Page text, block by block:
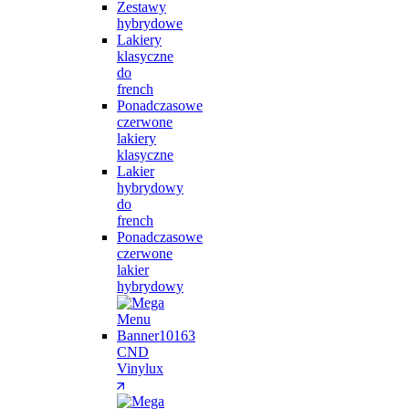
Zestawy
hybrydowe
Lakiery
klasyczne
do
french
Ponadczasowe
czerwone
lakiery
klasyczne
Lakier
hybrydowy
do
french
Ponadczasowe
czerwone
lakier
hybrydowy
CND
Vinylux